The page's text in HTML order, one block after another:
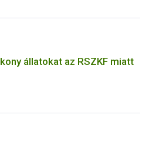
állatokat az RSZKF miatt